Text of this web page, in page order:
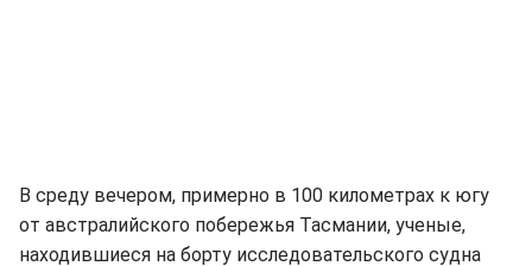
В среду вечером, примерно в 100 километрах к югу
от австралийского побережья Тасмании, ученые,
находившиеся на борту исследовательского судна